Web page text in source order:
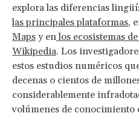
explora las diferencias
las principales plataformas,
Maps y enlos ecosistemas
Wikipedia. Los
estos estudios numéricos
decenas o cientos de
considerablemente
volúmenes de conocimiento